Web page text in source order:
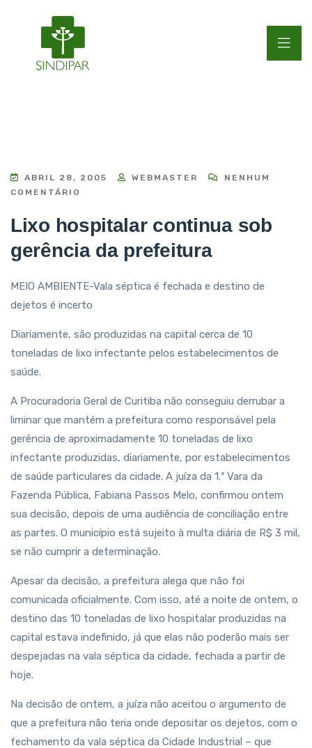
ABRIL 28, 2005 WEBMASTER
NENHUM
COMENTÁRIO
Lixo hospitalar continua sob
gerência da prefeitura
MEIO AMBIENTE-Vala séptica é fechada e destino de
dejetos é incerto
Diariamente, são produzidas na capital cerca de 10
toneladas de lixo infectante pelos estabelecimentos de
saúde.
A Procuradoria Geral de Curitiba não conseguiu derrubar a
liminar que mantém a prefeitura como responsável pela
gerência de aproximadamente 10 toneladas de lixo
infectante produzidas, diariamente, por estabelecimentos
de saúde particulares da cidade. A juíza da 1.ª Vara da
Fazenda Pública, Fabiana Passos Melo, confirmou ontem
sua decisão, depois de uma audiência de conciliação entre
as partes. O município está sujeito à multa diária de R$ 3 mil,
se não cumprir a determinação.
Apesar da decisão, a prefeitura alega que não foi
comunicada oficialmente. Com isso, até a noite de ontem, o
destino das 10 toneladas de lixo hospitalar produzidas na
capital estava indefinido, já que elas não poderão mais ser
despejadas na vala séptica da cidade, fechada a partir de
hoje.
Na decisão de ontem, a juíza não aceitou o argumento de
que a prefeitura não teria onde depositar os dejetos, com o
fechamento da vala séptica da Cidade Industrial – que